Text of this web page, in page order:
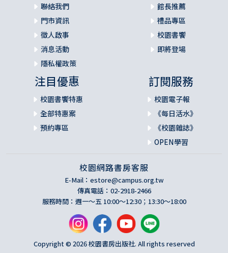
39 馬太福音20:1-16 葡萄園的比喩
40 馬太福音20:17-34 為首當作眾人僕，出城醫治兩瞎子
41 馬太福音21:1-17 主榮耀進城與潔淨聖殿
42 馬太福音21:18-32 耶穌咒詛果樹，回答領袖的質問，遵行
父命的比喩
43 馬太福音21:33-46 惡園戶的比喩
46 馬太福音22:34-23:12 最大的誡命與大衛的子孫
47 馬太福音23:13-36 文士與法利賽人的七禍
48 馬太福音23:37-24:14 橄欖山講論(1) 為耶路撒冷哀傷，主
再降臨的預兆
聯絡我們
門市資訊
徵人啟事
消息活動
隱私權政策
館長推薦
禮品專區
校園書饗
即將登場
注目優惠
校園書饗特惠
全部特惠案
預約專區
訂閱服務
校園電子報
《每日活水》
《校園雜誌》
OPEN學習
校園網路書房客服
E-Mail： estore@campus.org.tw
傳真電話：02-2918-2466
服務時間：週一～五 10:00～12:30；13:30～18:00
Copyright © 2026 校園書房出版社. All rights reserved